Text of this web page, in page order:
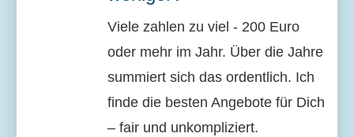
Viele zahlen zu viel - 200 Euro
oder mehr im Jahr. Über die Jahre
summiert sich das ordentlich. Ich
finde die besten Angebote für Dich
– fair und unkompliziert.